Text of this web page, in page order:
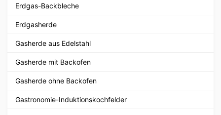
Erdgas-Backbleche
Erdgasherde
Gasherde aus Edelstahl
Gasherde mit Backofen
Gasherde ohne Backofen
Gastronomie-Induktionskochfelder